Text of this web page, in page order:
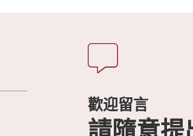
歡迎留言